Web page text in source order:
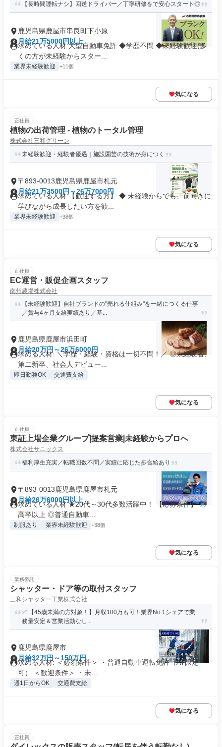
【長時間運転ナシ】回送ドライバー／丁寧研修をで安心スタート◎
鹿児島県鹿屋市串良町下小原
月給21万5000円以上
求めている人材 大型自動車免許 ◆学歴不問 ◆未経験歓迎(多
くの方が未経験からスター...
業界未経験歓迎 +11個
気になる
正社員
植物の出荷管理 - 植物のトータル管理
株式会社三和グリーン
未経験歓迎・経験者優遇｜施設園芸の技術が身につく
〒893-0013鹿児島県鹿屋市札元
月給21万3500円～26万7000円
求めている人材 【歓迎する方】 ◆ 未経験からでも、前向きに
学びながら成長したい方を歓...
業界未経験歓迎 +38個
気になる
正社員
EC運営・販促企画スタッフ
南州農場株式会社
【未経験歓迎】自社ブランドの"売れる仕組み"を一緒につくる仕事
／賞与4ヶ月支給実績あり／基...
鹿児島県鹿屋市浜田町
月給20万円～26万6000円
求める人材: ＼学歴・経験・資格は一切不問！／ ◎未経験者、
第二新卒、社会人デビュー...
即日勤務OK 交通費支給
気になる
正社員
東証上場企業グループ|提案営業|未経験からプロへ
株式会社サニックス
福利厚生充実／転職回数不問／実績に応じた歩合給あり
〒893-0013鹿児島県鹿屋市札元
月給26万6000円以上
求めている人材 ★20代～30代多数活躍中！ 【応募条件】 ◎
高卒以上 ◎普通自動車...
制服あり 業界未経験歓迎 +38個
気になる
業務委託
シャッター・ドア等の取付スタッフ
三和シヤッター工業株式会社
✅ 【45歳未満の方対象！】月収100万も可！業界No.1シェアで業
務量安定＆営業活動なし...
鹿児島県鹿屋市
月給32万円～150万円
求める人材: ＜必須条件＞ ・普通自動車運転免許（AT限定
可） ＜歓迎条件＞ ・未...
週1日からOK 交通費支給
気になる
正社員